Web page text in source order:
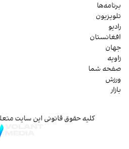
برنامه‌ها
تلویزیون
رادیو
افغانستان
جهان
زاویه
صفحه شما
ورزش
بازار
کلیه حقوق قانونی این سایت